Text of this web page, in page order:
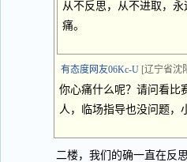
从不反思，从不进取，
痛。
有态度网友06Kc-U [辽宁省沈
你心痛什么呢？请问看比
人，临场指导也没问题，
二楼，我们的确一直在反